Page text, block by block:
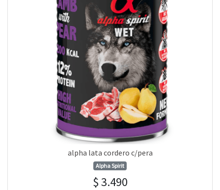
alpha lata cordero c/pera
Alpha Spirit
$ 3.490